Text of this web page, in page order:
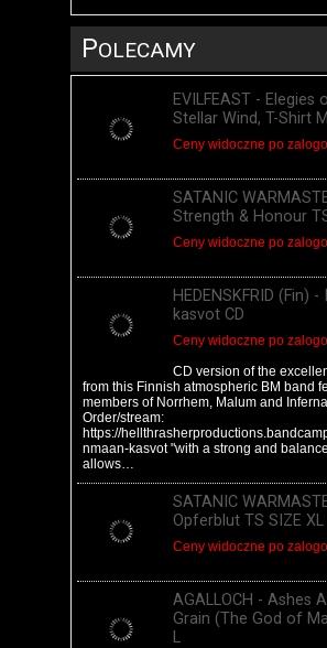
POLECAMY
EVILFEAST - Elegies
Stellar Wind, T-Shirt M
Ceny widoczne po
SATANIC
Strength & Honour
Ceny widoczne po
HEDENSKFRID (Fin)
kasvot CD
Ceny widoczne po
CD version of the
from this Finnish atmospheric BM band
members of Norrhem, Malum and
Order/stream:
https://
nmaan-kasvot "with a strong and
allows…
SATANIC
Opferblut TS SIZE XL
Ceny widoczne po
AGALLOCH - Ashes
Grain (The God of
L